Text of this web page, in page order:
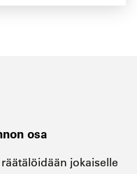
osa
jokaiselle